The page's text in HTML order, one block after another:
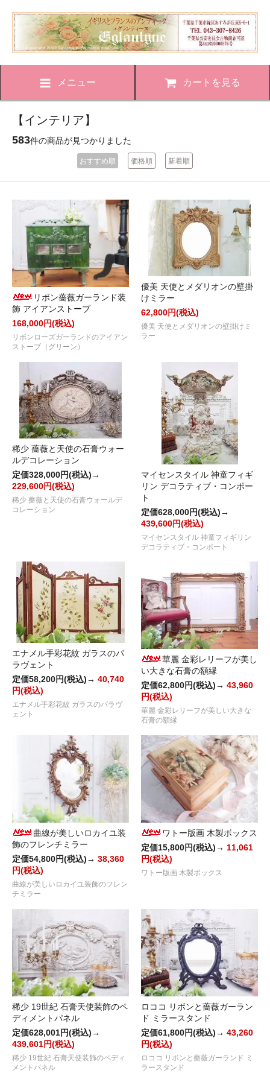
メニュー カートを見る
【インテリア】
583件の商品が見つかりました
おすすめ順 価格順 新着順
リボン薔薇ガーランド装
飾 アイアンストーブ
168,000円(税込)
リボンローズガーランドのアイアン
ストーブ（グリーン）
優美 天使とメダリオンの壁掛
けミラー
62,800円(税込)
優美 天使とメダリオンの壁掛けミ
ラー
稀少 薔薇と天使の石膏ウォー
ルデコレーション
定価328,000円(税込)→
229,600円(税込)
稀少 薔薇と天使の石膏ウォールデ
コレーション
マイセンスタイル 神童フィギ
リン デコラティブ・コンポー
ト
定価628,000円(税込)→
439,600円(税込)
マイセンスタイル 神童フィギリン
デコラティブ・コンポート
エナメル手彩花紋 ガラスのパ
ラヴェント
定価58,200円(税込)→ 40,740
円(税込)
エナメル手彩花紋 ガラスのパラヴ
ェント
華麗 金彩レリーフが美し
い大きな石膏の額縁
定価62,800円(税込)→ 43,960
円(税込)
華麗 金彩レリーフが美しい大きな
石膏の額縁
曲線が美しいロカイユ装
飾のフレンチミラー
定価54,800円(税込)→ 38,360
円(税込)
曲線が美しいロカイユ装飾のフレン
チミラー
ワトー版画 木製ボックス
定価15,800円(税込)→ 11,061
円(税込)
ワトー版画 木製ボックス
稀少 19世紀 石膏天使装飾のペ
ディメントパネル
定価628,001円(税込)→
439,601円(税込)
稀少 19世紀 石膏天使装飾のペディ
メントパネル
ロココ リボンと薔薇ガーラン
ド ミラースタンド
定価61,800円(税込)→ 43,260
円(税込)
ロココ リボンと薔薇ガーランド ミ
ラースタンド